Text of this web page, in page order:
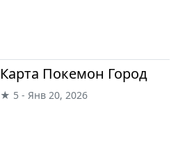
Карта Покемон Город
★ 5 - Янв 20, 2026